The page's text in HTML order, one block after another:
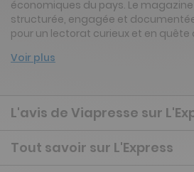
économiques du pays. Le
structurée, engagée et
pour un lectorat curieux et en quête
Voir plus
L'avis de Viapresse sur
Tout savoir sur L'Express